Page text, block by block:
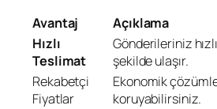
Avantaj
Açıklama
Hızlı
Teslimat
Gönderileriniz
şekilde ulaşır.
Rekabetçi
Fiyatlar
Ekonomik
koruyabilirsiniz.